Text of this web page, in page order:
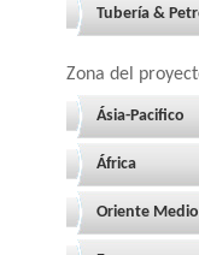
Tubería &
Zona del
Ásia-Pacifico
África
Oriente Medio